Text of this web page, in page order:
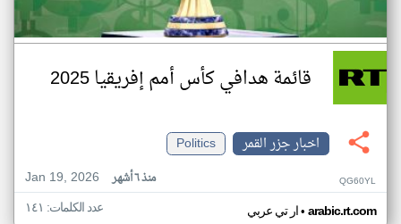
قائمة هدافي كأس أمم إفريقيا 2025
اخبار جزر القمر
Politics
Jan 19, 2026
منذ ٦ أشهر QG60YL
ار تي عربي• arabic.rt.com عدد الكلمات: ١٤١